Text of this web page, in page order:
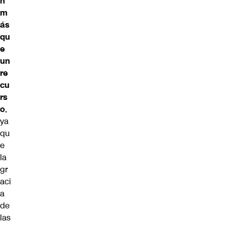
m
ás
qu
e
un
re
cu
rs
o,
ya
qu
e
la
gr
aci
a
de
las